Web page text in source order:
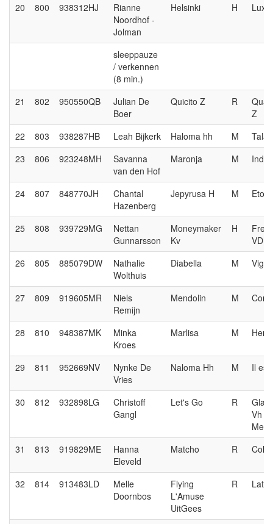
20 800 938312HJ
Rianne
Noordhof -
Jolman
Helsinki H Lux
sleeppauze
/ verkennen
(8 min.)
21
802 950550QB
Julian De
Boer
Quicito Z R
Z
22
803 938287HB Leah Bijkerk Haloma hh M
Talan
23
806 923248MH
Savanna
van den Hof
Maronja M
24 807 848770JH
Chantal
Hazenberg
Jepyrusa H M
25 808 939729MG
Nettan
Gunnarsson
Moneymaker
Kv
H
VDL
26
805 885079DW
Nathalie
Wolthuis
Diabella M
27 809 919605MR
Niels
Remijn
Mendolin M
28 810 948387MK
Minka
Kroes
Marlisa M
29 811 952669NV
Nynke De
Vries
Naloma Hh M Il est
30 812 932898LG
Christoff
Gangl
Let's Go R
Vh
31
813 919829ME
Hanna
Eleveld
Matcho R
32 814 913483LD
Melle
Doornbos
Flying
L'Amuse
UitGees
R